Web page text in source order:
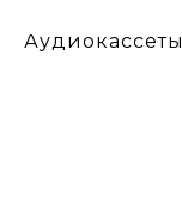
Аудиокассеты